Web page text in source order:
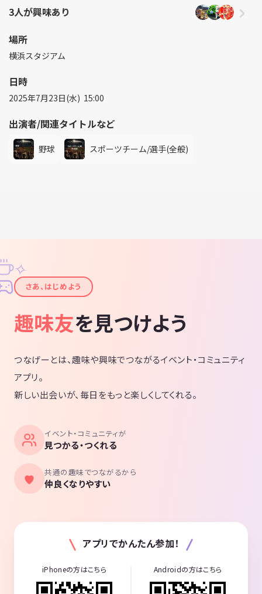
3人が興味あり
場所
横浜スタジアム
日時
2025年7月23日(水) 15:00
出演者/関連タイトルなど
野球 スポーツチーム/選手(全般)
✦
✧
さあ、はじめよう
趣味友を見つけよう
つなげーとは、趣味や興味でつながるイベント・コミュニティ
アプリ。
新しい出会いが、毎日をもっと楽しくしてくれる。
イベント・コミュニティが
見つかる・つくれる
共通の趣味でつながるから
仲良くなりやすい
アプリでかんたん参加！
iPhoneの方はこちら Androidの方はこちら